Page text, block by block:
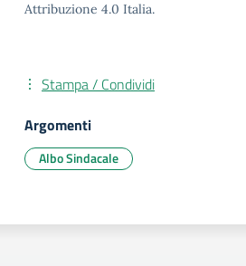
Attribuzione 4.0 Italia.
Stampa / Condividi
Argomenti
Albo Sindacale